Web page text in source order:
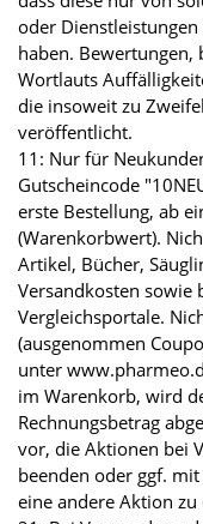
oder
haben. Bewertungen,
Wortlauts
die insoweit zu
veröffentlicht.
11: Nur für
Gutscheincode
erste Bestellung, ab
(Warenkorbwert).
Artikel, Bücher,
Versandkosten sowie
Vergleichsportale.
(ausgenommen
unter
im Warenkorb, wird
Rechnungsbetrag
vor, die Aktionen bei
beenden oder ggf.
eine andere Aktion zu